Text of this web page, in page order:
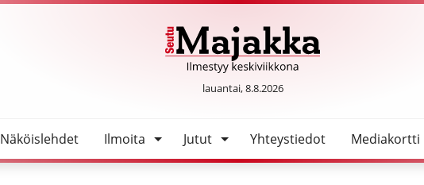
SeutuMajakka
lauantai, 8.8.2026
Näköislehdet Ilmoita Jutut Yhteystiedot Mediakortti